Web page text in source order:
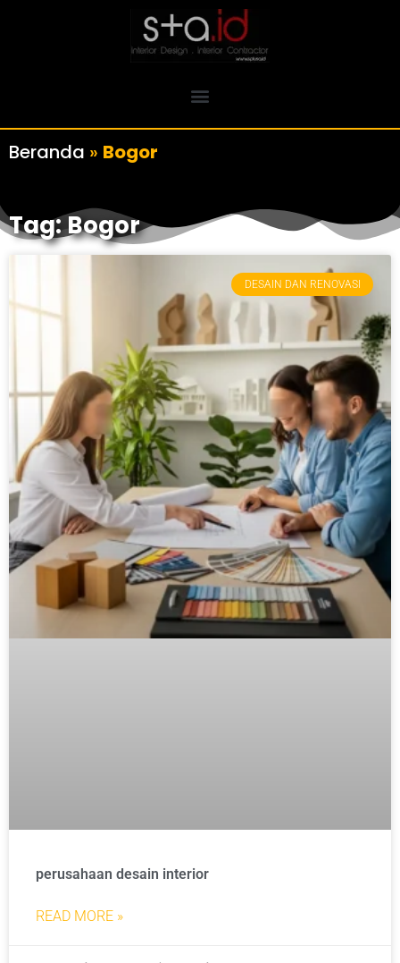
Beranda » Bogor
Tag: Bogor
DESAIN DAN RENOVASI
perusahaan desain interior
READ MORE »